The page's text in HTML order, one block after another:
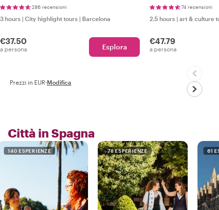
286 recensioni
3 hours | City highlight tours | Barcelona
€37.50
a persona Esplora
74 recensioni
2.5 hours | art & culture
€47.79
a persona
Prezzi in EUR·Modifica
Città in Spagna
140 ESPERIENZE 78 ESPERIENZE 61